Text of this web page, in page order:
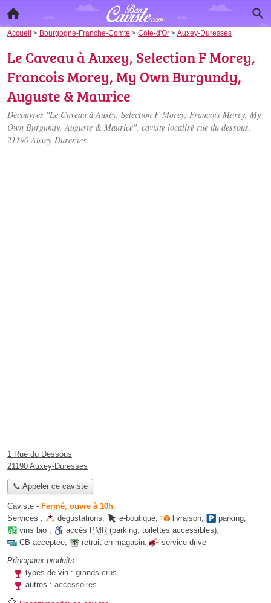
Accueil > Bourgogne-Franche-Comté > Côte-d'Or > Auxey-Duresses
Le Caveau à Auxey, Selection F Morey,
Francois Morey, My Own Burgundy,
Auguste & Maurice
Découvrez "Le Caveau à Auxey, Selection F Morey, Francois Morey, My
Own Burgundy, Auguste & Maurice", caviste localisé rue du dessous,
21190 Auxey-Duresses.
1 Rue du Dessous
21190 Auxey-Duresses
📞 Appeler ce caviste
Caviste - Fermé, ouvre à 10h
Services :
dégustations, e-boutique, livraison, parking,
vins bio , accès PMR (parking, toilettes accessibles),
CB acceptée, retrait en magasin,
service drive
Principaux produits :
types de vin : grands crus
autres : accessoires